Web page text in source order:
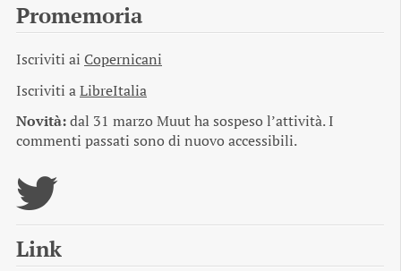
Promemoria
Iscriviti ai Copernicani
Iscriviti aLibreItalia
Novità:dal 31 marzo Muut ha sospeso l’attività. I
commenti passati sono di nuovo accessibili.
Link